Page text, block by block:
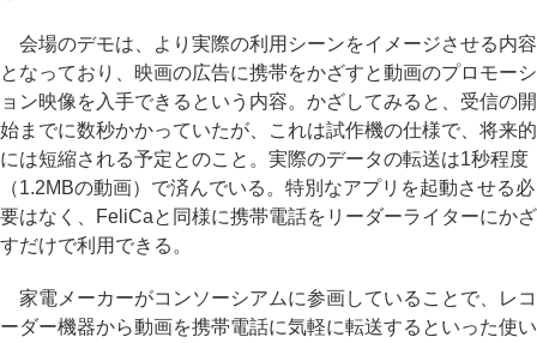
会場のデモは、より実際の利用シーンをイメージさせる内容
となっており、映画の広告に携帯をかざすと動画のプロモーシ
ョン映像を入手できるという内容。かざしてみると、受信の開
始までに数秒かかっていたが、これは試作機の仕様で、将来的
には短縮される予定とのこと。実際のデータの転送は1秒程度
（1.2MBの動画）で済んでいる。特別なアプリを起動させる必
要はなく、FeliCaと同様に携帯電話をリーダーライターにかざ
すだけで利用できる。
家電メーカーがコンソーシアムに参画していることで、レコ
ーダー機器から動画を携帯電話に気軽に転送するといった使い